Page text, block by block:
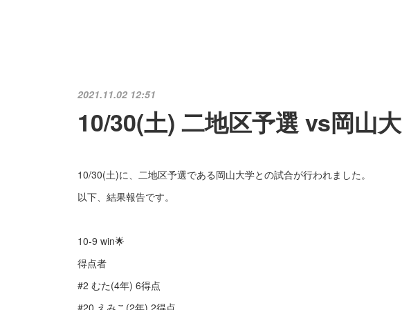
2021.11.02 12:51
10/30(土) 二地区予選 vs岡山
10/30(土)に、二地区予選である岡山大学との試合が行われました。
以下、結果報告です。
10-9 win🌟
得点者
#2 むた(4年) 6得点
#20 えみこ(2年) 2得点